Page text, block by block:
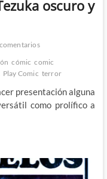
oscuro y
cómic comic
Play Comic terror
presentación alguna
como prolífico a